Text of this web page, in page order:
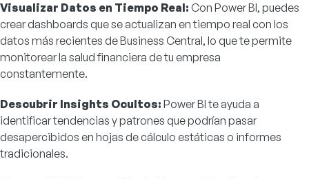
Visualizar Datos en Tiempo Real: Con Power BI, puedes
crear dashboards que se actualizan en tiempo real con los
datos más recientes de Business Central, lo que te permite
monitorear la salud financiera de tu empresa
constantemente.
Descubrir Insights Ocultos: Power BI te ayuda a
identificar tendencias y patrones que podrían pasar
desapercibidos en hojas de cálculo estáticas o informes
tradicionales.